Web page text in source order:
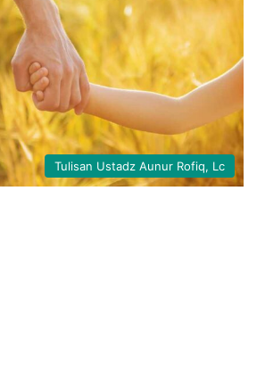
Tulisan Ustadz Aunur Rofiq, Lc